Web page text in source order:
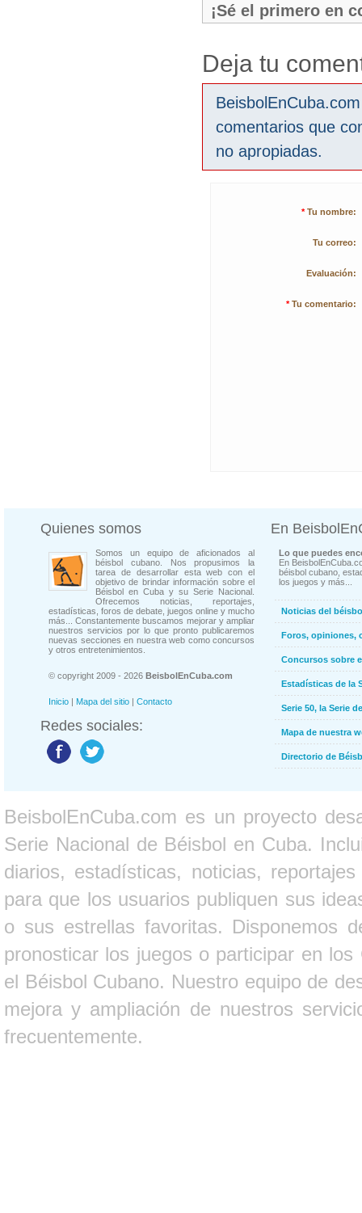
¡Sé el primero en
Deja tu
comentarios que
no apropiadas.
* Tu nombre:
Tu correo:
Evaluación:
* Tu comentario:
Quienes somos
Somos un equipo de aficionados al
béisbol cubano. Nos propusimos la
tarea de desarrollar esta web con el
objetivo de brindar información sobre el
Béisbol en Cuba y su Serie Nacional.
Ofrecemos noticias, reportajes,
estadísticas, foros de debate, juegos online y mucho
más... Constantemente buscamos mejorar y ampliar
nuestros servicios por lo que pronto publicaremos
nuevas secciones en nuestra web como concursos
y otros entretenimientos.
© copyright 2009 - 2026 BeisbolEnCuba.com
Inicio | Mapa del sitio | Contacto
Redes sociales:
En
Lo que puedes
En
béisbol cubano,
los juegos y más...
Noticias del
Foros, opiniones,
Concursos sobre
Estadísticas de la
Serie 50, la Serie
Mapa de nuestra
Directorio de
BeisbolEnCuba.com es un proyecto
Serie Nacional de Béisbol en Cuba.
diarios, estadísticas, noticias,
para que los usuarios publiquen sus
o sus estrellas favoritas. Disponemos
pronosticar los juegos o participar en
el Béisbol Cubano. Nuestro equipo de
mejora y ampliación de nuestros
frecuentemente.